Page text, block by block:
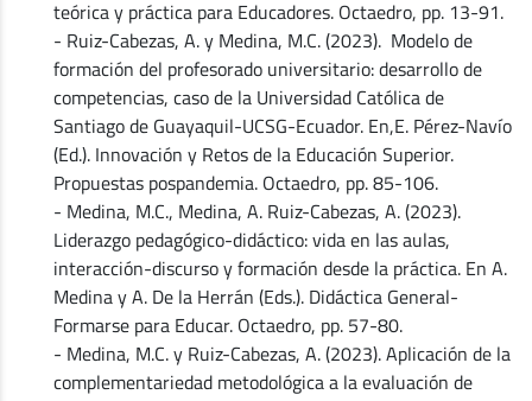
teórica y práctica para Educadores. Octaedro, pp. 13-91.
- Ruiz-Cabezas, A. y Medina, M.C. (2023). Modelo de
formación del profesorado universitario: desarrollo de
competencias, caso de la Universidad Católica de
Santiago de Guayaquil-UCSG-Ecuador. En,E. Pérez-Navío
(Ed.). Innovación y Retos de la Educación Superior.
Propuestas pospandemia. Octaedro, pp. 85-106.
- Medina, M.C., Medina, A. Ruiz-Cabezas, A. (2023).
Liderazgo pedagógico-didáctico: vida en las aulas,
interacción-discurso y formación desde la práctica. En A.
Medina y A. De la Herrán (Eds.). Didáctica General-
Formarse para Educar. Octaedro, pp. 57-80.
- Medina, M.C. y Ruiz-Cabezas, A. (2023). Aplicación de la
complementariedad metodológica a la evaluación de